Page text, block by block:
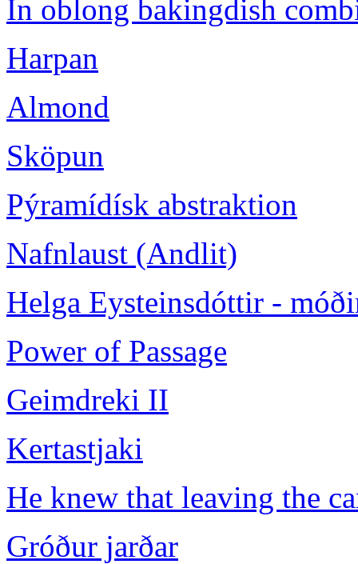
In oblong bakingdish
Harpan
Almond
Sköpun
Pýramídísk abstraktion
Nafnlaust (Andlit)
Helga Eysteinsdóttir -
Power of Passage
Geimdreki II
Kertastjaki
He knew that leaving the
Gróður jarðar